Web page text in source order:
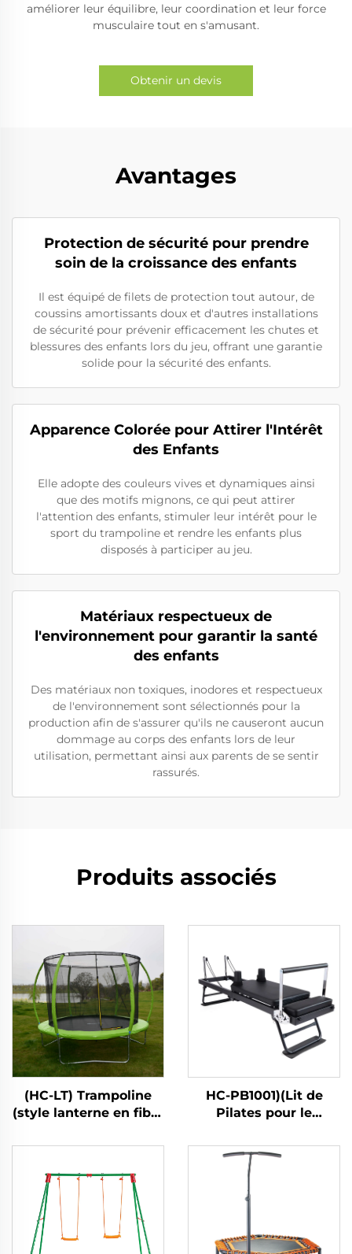
améliorer leur équilibre, leur coordination et leur force
musculaire tout en s'amusant.
Obtenir un devis
Avantages
Protection de sécurité pour prendre
soin de la croissance des enfants
Il est équipé de filets de protection tout autour, de
coussins amortissants doux et d'autres installations
de sécurité pour prévenir efficacement les chutes et
blessures des enfants lors du jeu, offrant une garantie
solide pour la sécurité des enfants.
Apparence Colorée pour Attirer l'Intérêt
des Enfants
Elle adopte des couleurs vives et dynamiques ainsi
que des motifs mignons, ce qui peut attirer
l'attention des enfants, stimuler leur intérêt pour le
sport du trampoline et rendre les enfants plus
disposés à participer au jeu.
Matériaux respectueux de
l'environnement pour garantir la santé
des enfants
Des matériaux non toxiques, inodores et respectueux
de l'environnement sont sélectionnés pour la
production afin de s'assurer qu'ils ne causeront aucun
dommage au corps des enfants lors de leur
utilisation, permettant ainsi aux parents de se sentir
rassurés.
Produits associés
(HC-LT) Trampoline
(style lanterne en fibre
HC-PB1001)(Lit de
Pilates pour le
musculaire à domicile